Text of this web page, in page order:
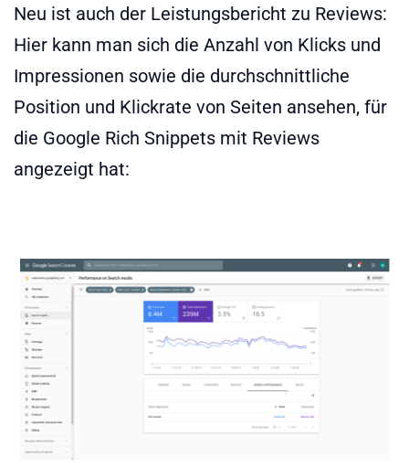
Neu ist auch der Leistungsbericht zu Reviews:
Hier kann man sich die Anzahl von Klicks und
Impressionen sowie die durchschnittliche
Position und Klickrate von Seiten ansehen, für
die Google Rich Snippets mit Reviews
angezeigt hat: